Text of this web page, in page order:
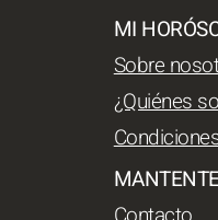
MI
Sobre
¿Quiénes